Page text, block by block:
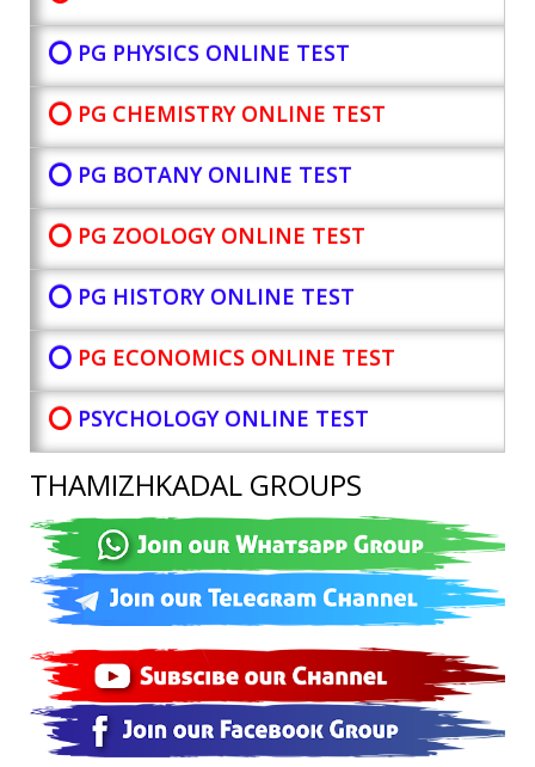
⭕ PG PHYSICS ONLINE TEST
⭕ PG CHEMISTRY ONLINE TEST
⭕ PG BOTANYONLINE TEST
⭕ PG ZOOLOGY ONLINE TEST
⭕ PG HISTORY ONLINE TEST
⭕ PG ECONOMICS ONLINE TEST
⭕ PSYCHOLOGY ONLINE TEST
THAMIZHKADAL GROUPS